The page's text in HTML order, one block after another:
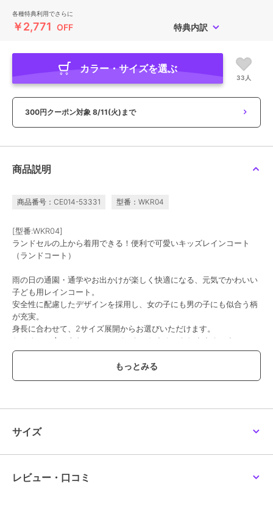
各種特典利用でさらに
￥2,771 OFF 特典内訳
カラー・サイズを選ぶ
33人
300円クーポン対象 8/11(火)まで
商品説明
商品番号：CE014-53331 型番：WKR04
[型番:WKR04]
ランドセルの上から着用できる！便利で可愛いキッズレインコート
（ランドコート）
雨の日の通園・通学やお出かけが楽しく快適になる、元気でかわいい
子ども用レインコート。
安全性に配慮したデザインを採用し、女の子にも男の子にも似合う柄
が充実。
身長に合わせて、2サイズ展開からお選びいただけます。
おそろいの傘とあわせてコーディネートするのもおすすめです。
・後ろのボタンを外すとランドセルやリュックを背負ったまま着用可
能。
・同柄の収納袋がついており、持ち運びにもピッタリ。
サイズ
レビュー・口コミ